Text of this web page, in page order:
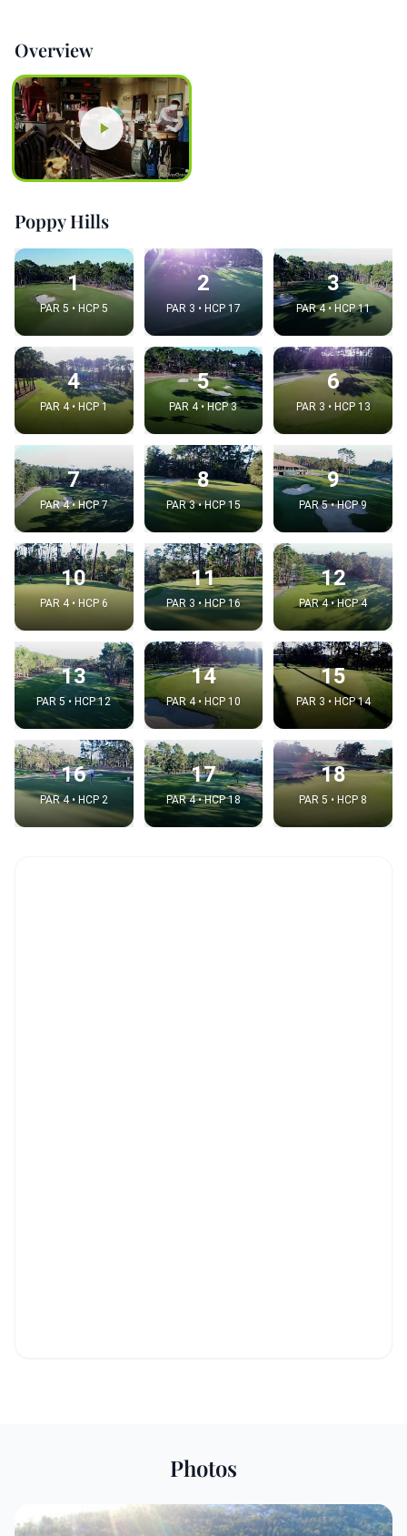
Overview
Poppy Hills
1
PAR 5 • HCP 5
2
PAR 3 • HCP 17
3
PAR 4 • HCP 11
4
PAR 4 • HCP 1
5
PAR 4 • HCP 3
6
PAR 3 • HCP 13
7
PAR 4 • HCP 7
8
PAR 3 • HCP 15
9
PAR 5 • HCP 9
10
PAR 4 • HCP 6
11
PAR 3 • HCP 16
12
PAR 4 • HCP 4
13
PAR 5 • HCP 12
14
PAR 4 • HCP 10
15
PAR 3 • HCP 14
16
PAR 4 • HCP 2
17
PAR 4 • HCP 18
18
PAR 5 • HCP 8
Photos